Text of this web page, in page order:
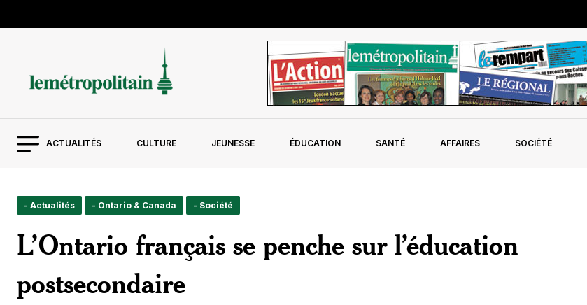
ACTUALITÉS CULTURE JEUNESSE ÉDUCATION SANTÉ AFFAIRES SOCIÉTÉ
- Actualités - Ontario & Canada - Société
L’Ontario français se penche sur l’éducation
postsecondaire